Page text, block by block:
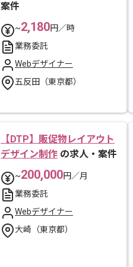
案件
~2,180円／時
業務委託
Webデザイナー
五反田（東京都）
【DTP】販促物レイアウト
デザイン制作 の求人・案件
~200,000円／月
業務委託
Webデザイナー
大崎（東京都）